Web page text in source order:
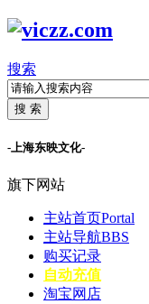
搜索
搜 索
-上海东映文化-
旗下网站
主站首页Portal
主站导航BBS
购买记录
自动充值
淘宝网店